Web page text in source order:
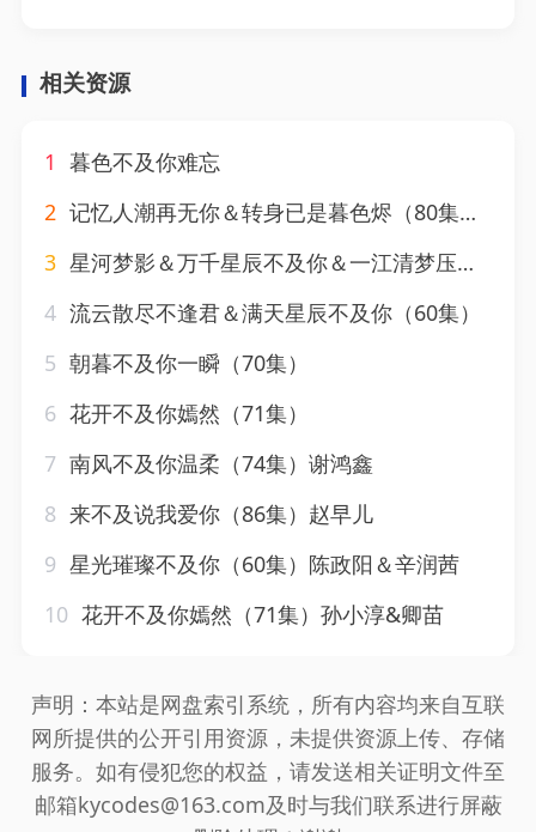
相关资源
1 暮色不及你难忘
2 记忆人潮再无你＆转身已是暮色烬（80集）宣以豪＆程琳淼
3 星河梦影＆万千星辰不及你＆一江清梦压星河（68集）千喆
4 流云散尽不逢君＆满天星辰不及你（60集）
5 朝暮不及你一瞬（70集）
6 花开不及你嫣然（71集）
7 南风不及你温柔（74集）谢鸿鑫
8 来不及说我爱你（86集）赵早儿
9 星光璀璨不及你（60集）陈政阳＆辛润茜
10 花开不及你嫣然（71集）孙小淳&卿苗
声明：本站是网盘索引系统，所有内容均来自互联
网所提供的公开引用资源，未提供资源上传、存储
服务。如有侵犯您的权益，请发送相关证明文件至
邮箱kycodes@163.com及时与我们联系进行屏蔽